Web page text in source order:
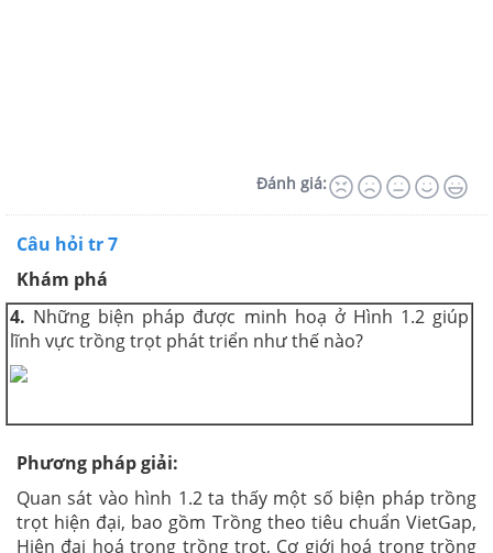
Đánh giá:
Câu hỏi tr 7
Khám phá
4. Những biện pháp được minh hoạ ở Hình 1.2 giúp
lĩnh vực trồng trọt phát triển như thế nào?
Phương pháp giải:
Quan sát vào hình 1.2 ta thấy một số biện pháp trồng
trọt hiện đại, bao gồm Trồng theo tiêu chuẩn VietGap,
Hiện đại hoá trong trồng trọt, Cơ giới hoá trong trồng